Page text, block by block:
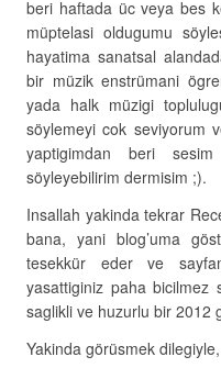
beri haftada üc veya bes
müptelasi oldugumu
hayatima sanatsal
bir müzik enstrümani
yada halk müzigi
söylemeyi cok seviyorum
yaptigimdan beri
söyleyebilirim dermisim ;).
Insallah yakinda tekrar
bana, yani blog’uma
tesekkür eder ve
yasattiginiz paha bicilmez
saglikli ve huzurlu bir 2012
Yakinda görüsmek